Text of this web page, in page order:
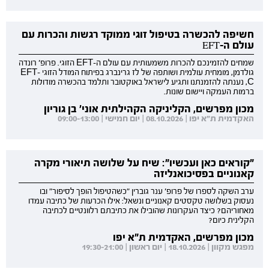
חשיפה להכשרה בטיפול זוגי ממוקד רגשות והכרות עם
עולם ה-EFT
שמחים להזמינכם להכרות משמעותית עם עולם ה-EFT הזוגי. פרופ' רונדה
גולדמן, מומחית עולמית ושותפה של לז גרינברג בפיתוח המודל הזוגי EFT-
C, נענתה להזמנתנו ותגיע לישראל באוקטובר ותלמד בהכשרה מודולות
ברמות העמקה ויישום שונות.
מכון מפרשים, הקליניקה הקהילתית אוני' בן גוריון
האקדמית ת"א יפו | 08.10.2026 | יום חמישי | 09:00-13:00
"קוראים כאן ועכשיו": שיח על שלושה תיאורי מקרה
קאנוניים בפסיכואנליזה
ערב השקה לספרו של פרופ' ענר גוברין "כשהטיפול הופך לסיפור" ובו
נעסוק בשלושה טקסטים קאנוניים ונשאל: אילו הכרעות של כתיבה עמדו
מאחוריהם? כיצד העקרונות שהובילו את כתיבתם רלוונטיים לכתיבה
הקלינית כיום?
מכון מפרשים, האקדמית ת"א יפו
מפגש מקוון | 18.10.2026 | יום ראשון | 19:30-21:00